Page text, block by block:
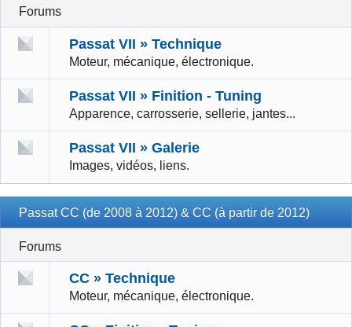
Forums
Passat VII » Technique
Moteur, mécanique, électronique.
Passat VII » Finition - Tuning
Apparence, carrosserie, sellerie, jantes...
Passat VII » Galerie
Images, vidéos, liens.
Passat CC (de 2008 à 2012) & CC (à partir de 2012)
Forums
CC » Technique
Moteur, mécanique, électronique.